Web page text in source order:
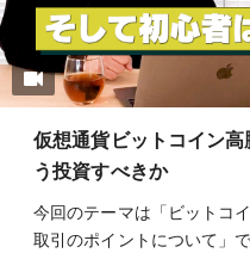
仮想通貨ビットコイン
う投資すべきか
今回のテーマは「ビットコ
取引のポイントについて」